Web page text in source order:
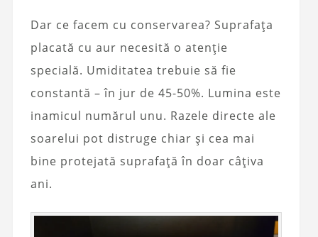
Dar ce facem cu conservarea? Suprafața
placată cu aur necesită o atenție
specială. Umiditatea trebuie să fie
constantă – în jur de 45-50%. Lumina este
inamicul numărul unu. Razele directe ale
soarelui pot distruge chiar și cea mai
bine protejată suprafață în doar câțiva
ani.